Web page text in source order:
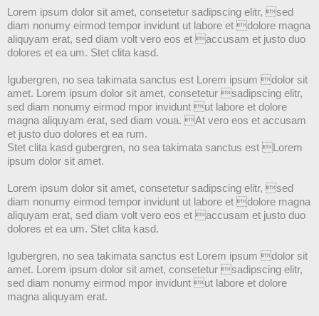
Lorem ipsum dolor sit amet, consetetur sadipscing elitr, sed
diam nonumy eirmod tempor invidunt ut labore et dolore magna
aliquyam erat, sed diam volt vero eos et accusam et justo duo
dolores et ea um. Stet clita kasd.
Igubergren, no sea takimata sanctus est Lorem ipsum dolor sit
amet. Lorem ipsum dolor sit amet, consetetur sadipscing elitr,
sed diam nonumy eirmod mpor invidunt ut labore et dolore
magna aliquyam erat, sed diam voua. At vero eos et accusam
et justo duo dolores et ea rum.
Stet clita kasd gubergren, no sea takimata sanctus est Lorem
ipsum dolor sit amet.
Lorem ipsum dolor sit amet, consetetur sadipscing elitr, sed
diam nonumy eirmod tempor invidunt ut labore et dolore magna
aliquyam erat, sed diam volt vero eos et accusam et justo duo
dolores et ea um. Stet clita kasd.
Igubergren, no sea takimata sanctus est Lorem ipsum dolor sit
amet. Lorem ipsum dolor sit amet, consetetur sadipscing elitr,
sed diam nonumy eirmod mpor invidunt ut labore et dolore
magna aliquyam erat.